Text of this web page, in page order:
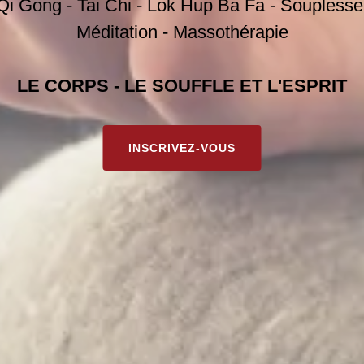
Gong - Tai Chi - Lok Hup Ba Fa -
Méditation - Massothérapie
LE CORPS - LE SOUFFLE ET L'ESPRIT
INSCRIVEZ-VOUS